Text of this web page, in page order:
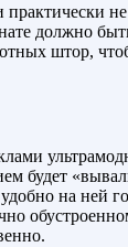
должно
штор,
будет
на ней